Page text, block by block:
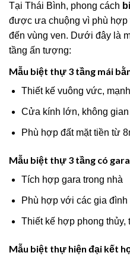
Tại Thái Bình, phong cách
được ưa chuộng vì phù
đến vùng ven. Dưới đây là
tầng ấn tượng:
Mẫu biệt thự 3 tầng mái
Thiết kế vuông vức,
Cửa kính lớn, không
Phù hợp đất mặt tiền từ
Mẫu biệt thự 3 tầng có
Tích hợp gara trong nhà
Phù hợp với các gia đình
Thiết kế hợp phong thủy,
Mẫu biệt thự hiện đại kết